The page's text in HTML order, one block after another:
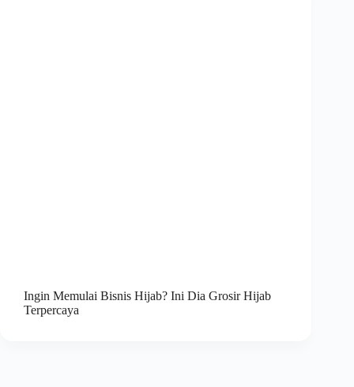
Ingin Memulai Bisnis Hijab? Ini Dia Grosir Hijab
Terpercaya